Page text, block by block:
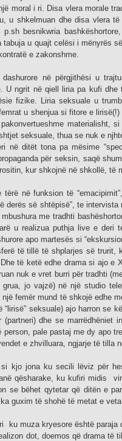
moral i ri. Disa vlera morale
u shkelmuan dhe disa vlera
p.sh besnikwria
tabuja u quajt celësi i mënyrës
e zakonshme.
dashurore në përgjithësi u
U ngrit në qiell liria pa kufi
fizike. Liria seksuale u
u shenjua si fitore e
materialisht,
seksuale, thua se nuk e
në ditët tona pa mësime
për seksin, saqë
kur shkojnë në shkollë, të
tërë në funksion të
derës së shtëpisë”, te
me tradhti
u realizua puthja live e deri
apo martesës si
të tillë të shplarjes së trurit,
të ketë edhe drama si ajo e
nuk e vret burri për tradhti
jo vajzë) në një studio
femër mund të shkojë edhe
“lirisë” seksuale) ajo harron se
(partneri) dhe se marrëdhëniet
person, pale pastaj me dy apo
e zhvilluara, ngjarje të tilla
kjo jona ku secili lëviz për
qësharake, ku kufiri midis
se bëhet qytetar që ditën e
ka guxim të shohë të metat e
ku muza kryesore është
dot, doemos që drama të